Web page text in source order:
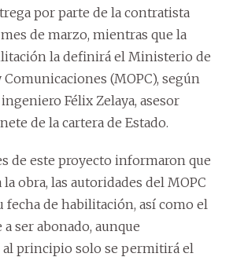
por parte de la contratista
de marzo, mientras que la
la definirá el Ministerio de
Comunicaciones (MOPC), según
Félix Zelaya, asesor
de la cartera de Estado.
de este proyecto informaron que
obra, las autoridades del MOPC
fecha de habilitación, así como el
ser abonado, aunque
al principio solo se permitirá el